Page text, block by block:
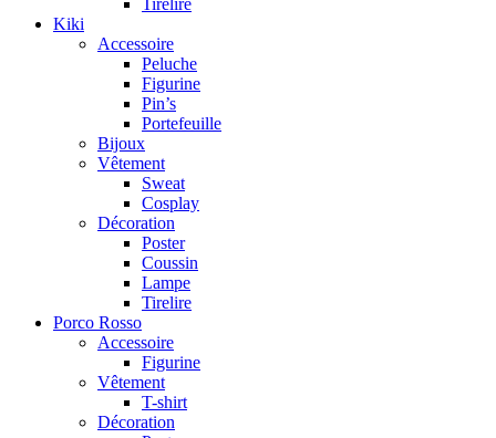
Tirelire
Kiki
Accessoire
Peluche
Figurine
Pin’s
Portefeuille
Bijoux
Vêtement
Sweat
Cosplay
Décoration
Poster
Coussin
Lampe
Tirelire
Porco Rosso
Accessoire
Figurine
Vêtement
T-shirt
Décoration